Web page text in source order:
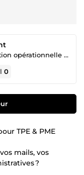
Studio Céline — Communication opérationnelle & support administratif
0
TPE & PME
mails, vos
?